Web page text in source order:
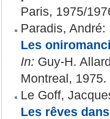
Paris, 1975/
Paradis, André:
Les
In: Guy-H.
Montreal,
Le Goff,
Les rêves